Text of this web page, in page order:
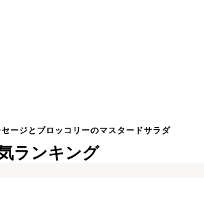
ージとブロッコリーのマスタードサラダ
ランキング